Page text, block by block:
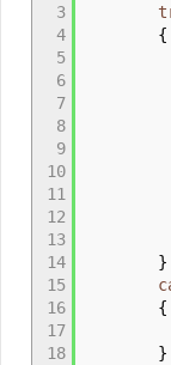
3
4
5
6
7
8
9
10
11
12
13
14
15
16
17
18
{
}
{
}